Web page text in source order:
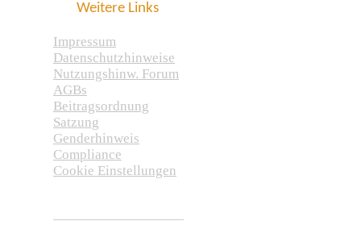
Weitere Links
Impressum
Datenschutzhinweise
Nutzungshinw. Forum
AGBs
Beitragsordnung
Satzung
Genderhinweis
Compliance
Cookie Einstellungen